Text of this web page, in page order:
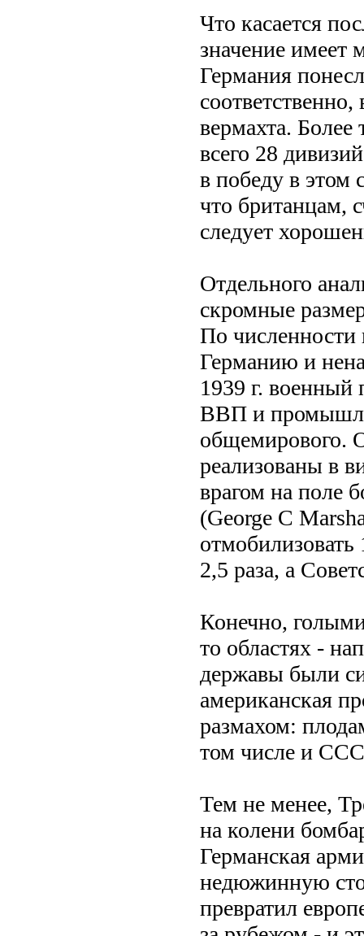
Что касается
значение имеет
Германия
вермахта. Более
всего 28
в победу в этом
что британцам,
следует
Отдельного
скромные
По
Германию и
1939 г. военный
ВВП и
общемирового.
реализованы в
врагом на поле
(George C
2,5 раза, а
Конечно,
то областях -
державы были
американская
размахом:
том числе и
Тем не менее,
на колени
Германская
недюжинную
превратил